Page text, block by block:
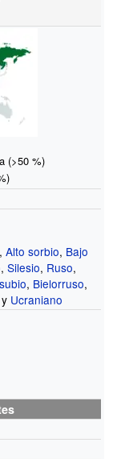
(>50 %)
,Alto sorbio, Bajo
,Silesio, Ruso,
, Bielorruso,
y Ucraniano